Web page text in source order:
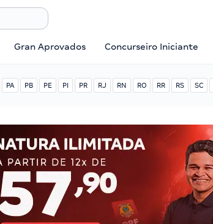
Gran Aprovados Concurseiro Iniciante
PA PB PE PI PR RJ RN RO RR RS SC